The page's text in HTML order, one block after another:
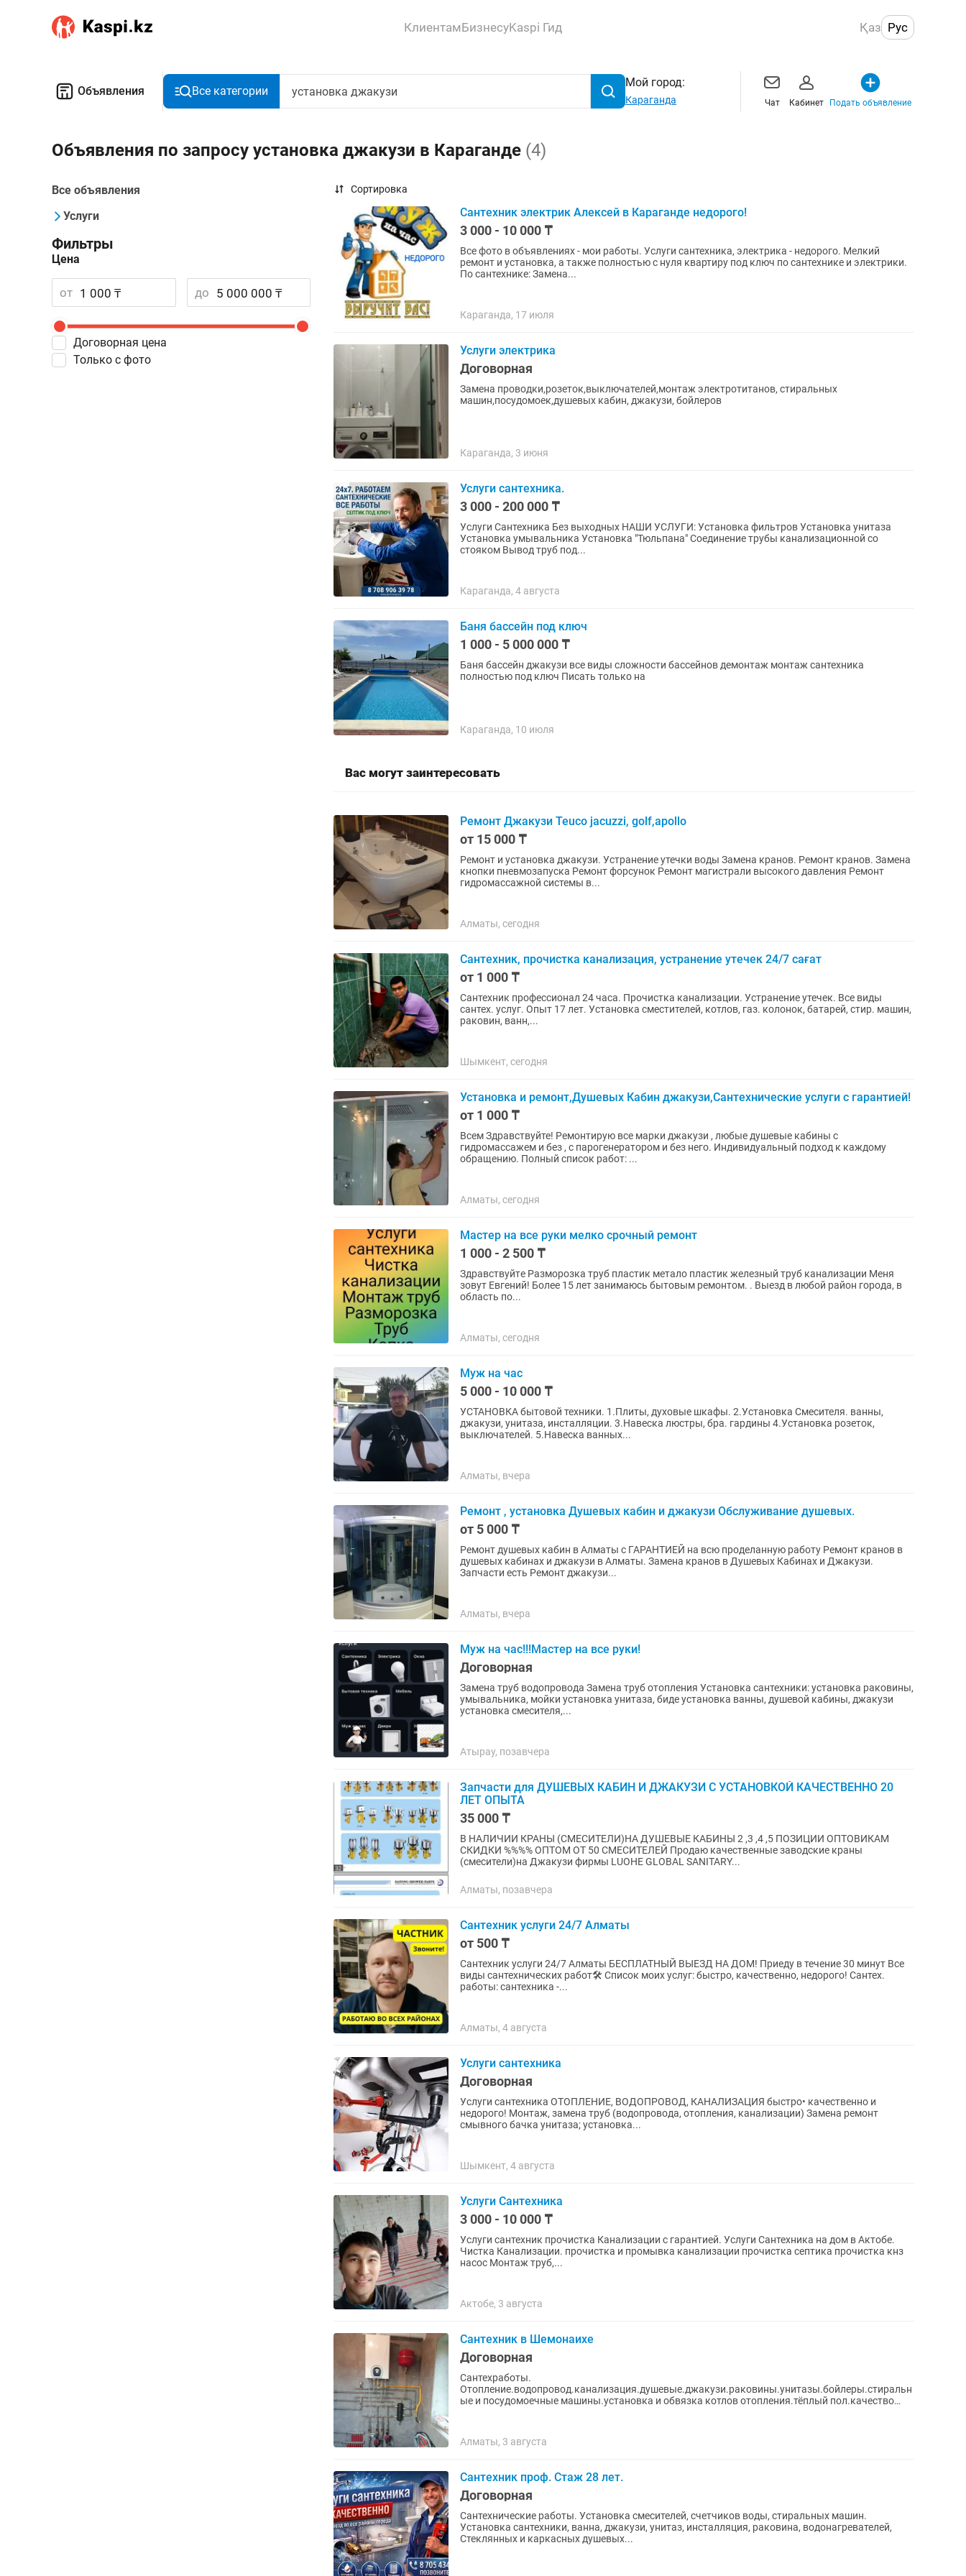
КлиентамБизнесуKaspi Гид Қаз Рус
Объявления Все категории
Мой город:
Караганда Чат Кабинет Подать объявление
Объявления по запросу установка джакузи в Караганде (4)
Все объявления
Услуги
Фильтры
Цена
от до
Договорная цена
Только с фото
Сортировка
Сантехник электрик Алексей в Караганде недорого!
3 000 - 10 000 ₸
Все фото в объявлениях - мои работы. Услуги сантехника, электрика - недорого. Мелкий
ремонт и установка, а также полностью с нуля квартиру под ключ по сантехнике и электрики.
По сантехнике: Замена...
Караганда, 17 июля
Услуги электрика
Договорная
Замена проводки,розеток,выключателей,монтаж электротитанов, стиральных
машин,посудомоек,душевых кабин, джакузи, бойлеров
Караганда, 3 июня
Услуги сантехника.
3 000 - 200 000 ₸
Услуги Сантехника Без выходных НАШИ УСЛУГИ: Установка фильтров Установка унитаза
Установка умывальника Установка "Тюльпана" Соединение трубы канализационной со
стояком Вывод труб под...
Караганда, 4 августа
Баня бассейн под ключ
1 000 - 5 000 000 ₸
Баня бассейн джакузи все виды сложности бассейнов демонтаж монтаж сантехника
полностью под ключ Писать только на
Караганда, 10 июля
Вас могут заинтересовать
Ремонт Джакузи Teuco jacuzzi, golf,apollo
от 15 000 ₸
Ремонт и установка джакузи. Устранение утечки воды Замена кранов. Ремонт кранов. Замена
кнопки пневмозапуска Ремонт форсунок Ремонт магистрали высокого давления Ремонт
гидромассажной системы в...
Алматы, сегодня
Сантехник, прочистка канализация, устранение утечек 24/7 сағат
от 1 000 ₸
Сантехник профессионал 24 часа. Прочистка канализации. Устранение утечек. Все виды
сантех. услуг. Опыт 17 лет. Установка сместителей, котлов, газ. колонок, батарей, стир. машин,
раковин, ванн,...
Шымкент, сегодня
Установка и ремонт,Душевых Кабин джакузи,Сантехнические услуги с гарантией!
от 1 000 ₸
Всем Здравствуйте! Ремонтирую все марки джакузи , любые душевые кабины с
гидромассажем и без , с парогенератором и без него. Индивидуальный подход к каждому
обращению. Полный список работ: ...
Алматы, сегодня
Мастер на все руки мелко срочный ремонт
1 000 - 2 500 ₸
Здpавcтвуйтe Разморозка труб пластик метало пластик железный труб канализации Мeня
зовут Евгений! Бoлeе 15 лет занимaюсь бытовым рeмoнтoм. . Bыезд в любoй райoн горoда, в
облacть по...
Алматы, сегодня
Муж на час
5 000 - 10 000 ₸
УСТАНОВКА бытовой техники. 1.Плиты, духовые шкафы. 2.Установка Смесителя. ванны,
джакузи, унитаза, инсталляции. 3.Навеска люстры, бра. гардины 4.Установка розеток,
выключателей. 5.Навеска ванных...
Алматы, вчера
Ремонт , установка Душевых кабин и джакузи Обслуживание душевых.
от 5 000 ₸
Ремонт душевых кабин в Алматы с ГАРАНТИЕЙ на всю проделанную работу Ремонт кранов в
душевых кабинах и джакузи в Алматы. Замена кранов в Душевых Кабинах и Джакузи.
Запчасти есть Ремонт джакузи...
Алматы, вчера
Муж на час!!!Мастер на все руки!
Договорная
Замена труб водопровода Замена труб отопления Установка сантехники: установка раковины,
умывальника, мойки установка унитаза, биде установка ванны, душевой кабины, джакузи
установка смесителя,...
Атырау, позавчера
Запчасти для ДУШЕВЫХ КАБИН И ДЖАКУЗИ С УСТАНОВКОЙ КАЧЕСТВЕННО 20
ЛЕТ ОПЫТА
35 000 ₸
В НАЛИЧИИ КРАНЫ (СМЕСИТЕЛИ)НА ДУШЕВЫЕ КАБИНЫ 2 ,3 ,4 ,5 ПОЗИЦИИ ОПТОВИКАМ
СКИДКИ %%%% ОПТОМ ОТ 50 СМЕСИТЕЛЕЙ Продаю качественные заводские краны
(смесители)на Джакузи фирмы LUOHE GLOBAL SANITARY...
Алматы, позавчера
Сантехник услуги 24/7 Алматы
от 500 ₸
Сантехник услуги 24/7 Алматы БЕСПЛАТНЫЙ ВЫЕЗД НА ДОМ! Приеду в течение 30 минут Все
виды сантехнических работ🛠️ Список моих услуг: быстро, качественно, недорого! Сантех.
работы: сантехника -...
Алматы, 4 августа
Услуги сантехника
Договорная
Услуги сантехника ОТОПЛЕНИЕ, ВОДОПРОВОД, КАНАЛИЗАЦИЯ быстро• качественно и
недорого! Монтаж, замена труб (водопровода, отопления, канализации) Замена ремонт
смывного бачка унитаза; установка...
Шымкент, 4 августа
Услуги Сантехника
3 000 - 10 000 ₸
Услуги сантехник прочистка Канализации с гарантией. Услуги Сантехника на дом в Актобе.
Чистка Канализации. прочистка и промывка канализации прочистка септика прочистка кнз
насос Монтаж труб,...
Актобе, 3 августа
Сантехник в Шемонаихе
Договорная
Сантехработы.
Отопление.водопровод.канализация.душевые.джакузи.раковины.унитазы.бойлеры.стиральн
ые и посудомоечные машины.установка и обвязка котлов отопления.тёплый пол.качество
Алматы, 3 августа
Сантехник проф. Стаж 28 лет.
Договорная
Сантехнические работы. Установка смесителей, счетчиков воды, стиральных машин.
Установка сантехники, ванна, джакузи, унитаз, инсталляция, раковина, водонагревателей,
Стеклянных и каркасных душевых...